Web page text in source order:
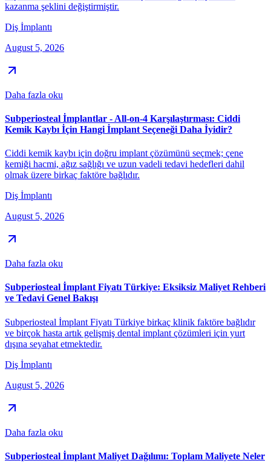
kazanma şeklini değiştirmiştir.
Diş İmplantı
August 5, 2026
Daha fazla oku
Subperiosteal İmplantlar - All-on-4 Karşılaştırması: Ciddi
Kemik Kaybı İçin Hangi İmplant Seçeneği Daha İyidir?
Ciddi kemik kaybı için doğru implant çözümünü seçmek; çene
kemiği hacmi, ağız sağlığı ve uzun vadeli tedavi hedefleri dahil
olmak üzere birkaç faktöre bağlıdır.
Diş İmplantı
August 5, 2026
Daha fazla oku
Subperiosteal İmplant Fiyatı Türkiye: Eksiksiz Maliyet Rehberi
ve Tedavi Genel Bakışı
Subperiosteal İmplant Fiyatı Türkiye birkaç klinik faktöre bağlıdır
ve birçok hasta artık gelişmiş dental implant çözümleri için yurt
dışına seyahat etmektedir.
Diş İmplantı
August 5, 2026
Daha fazla oku
Subperiosteal İmplant Maliyet Dağılımı: Toplam Maliyete Neler